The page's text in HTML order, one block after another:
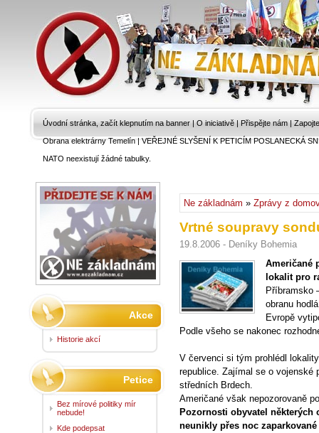
Úvodní stránka, začít klepnutím na banner | O iniciativě | Přispějte nám |
Obrana elektrárny Temelín|VEŘEJNÉ SLYŠENÍ K PETICÍM POSLANECKÁ
NATO neexistují žádné tabulky.
Ne základnám » Zprávy z
Vrtné soupravy
19.8.2006 - Deníky Bohemia
Američané
lokalit pro
Příbramsko
obranu
Evropě
Podle všeho se nakonec
V červenci si tým prohlédl
republice. Zajímal se o vojenské
středních Brdech.
Američané však nepozorovaně
Pozornosti obyvatel
neunikly přes noc
Akce
Historie akcí
Petice
Bez mírové politiky mír
nebude!
Kde podepsat